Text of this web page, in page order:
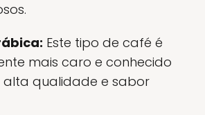
Este tipo de café é
mais caro e conhecido
alta qualidade e sabor